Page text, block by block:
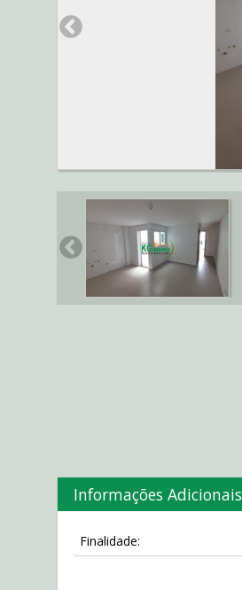
Informações Adicionais
Finalidade: